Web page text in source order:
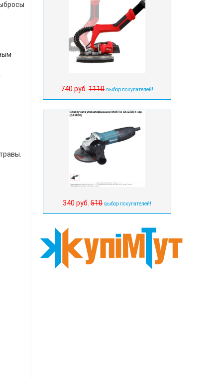
740 руб. 1110 выбор покупателей!
340 руб. 510 выбор покупателей!